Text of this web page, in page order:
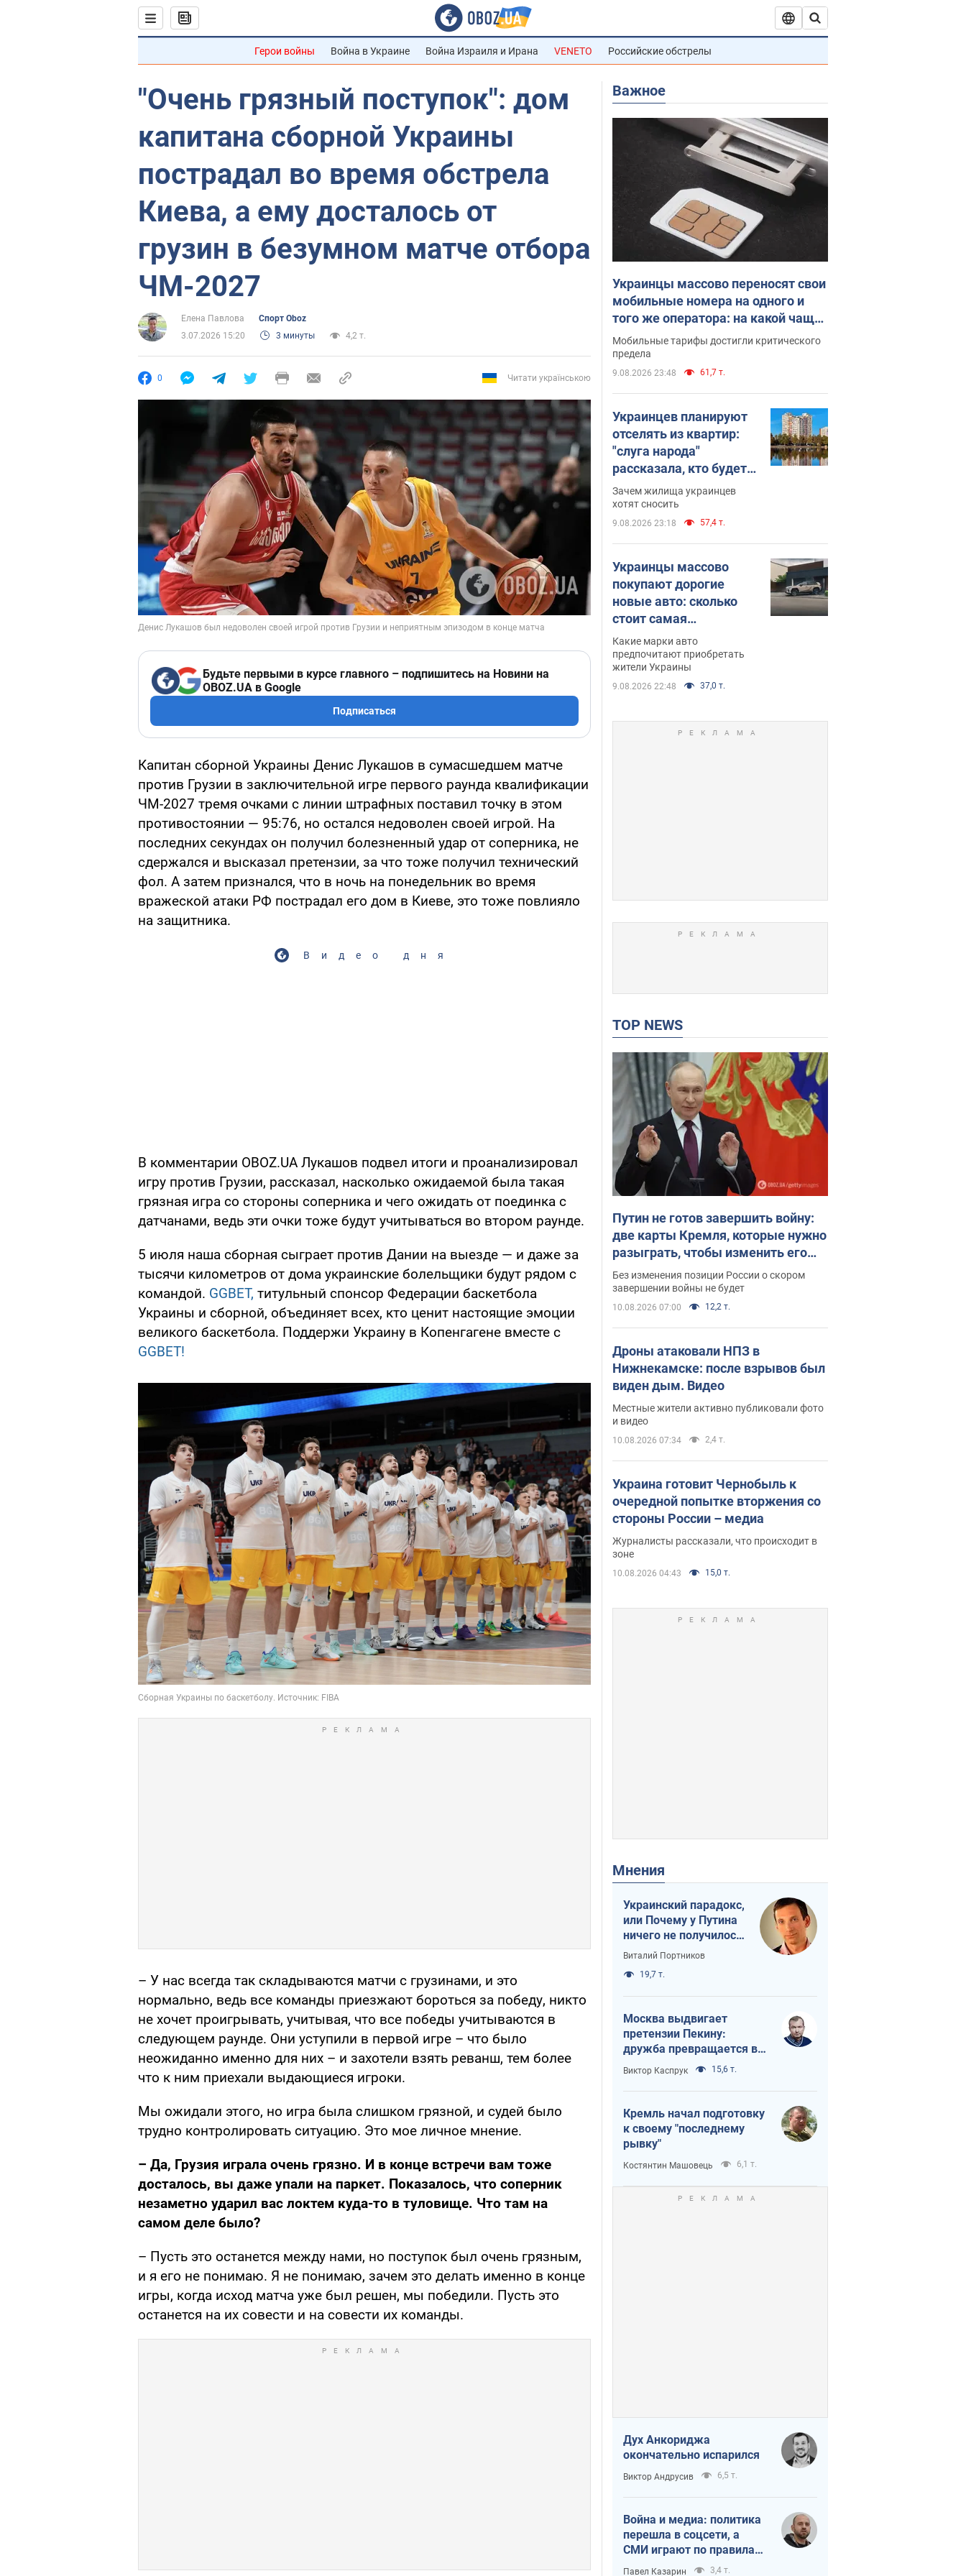
Герои войны Война в Украине Война Израиля и Ирана VENETO Российские обстрелы
"Очень грязный поступок": дом
капитана сборной Украины
пострадал во время обстрела
Киева, а ему досталось от
грузин в безумном матче отбора
ЧМ-2027
Елена Павлова
Спорт Oboz
3.07.2026 15:20
3 минуты 4,2 т.
0 Читати українською
Будьте первыми в курсе главного – подпишитесь на Новини на
OBOZ.UA в Google
Подписаться
Капитан сборной Украины Денис Лукашов в сумасшедшем матче
против Грузии в заключительной игре первого раунда квалификации
ЧМ-2027 тремя очками с линии штрафных поставил точку в этом
противостоянии — 95:76, но остался недоволен своей игрой. На
последних секундах он получил болезненный удар от соперника, не
сдержался и высказал претензии, за что тоже получил технический
фол. А затем признался, что в ночь на понедельник во время
вражеской атаки РФ пострадал его дом в Киеве, это тоже повлияло
на защитника.
Видео дня
В комментарии OBOZ.UA Лукашов подвел итоги и проанализировал
игру против Грузии, рассказал, насколько ожидаемой была такая
грязная игра со стороны соперника и чего ожидать от поединка с
датчанами, ведь эти очки тоже будут учитываться во втором раунде.
5 июля наша сборная сыграет против Дании на выезде — и даже за
тысячи километров от дома украинские болельщики будут рядом с
командой. GGBET, титульный спонсор Федерации баскетбола
Украины и сборной, объединяет всех, кто ценит настоящие эмоции
великого баскетбола. Поддержи Украину в Копенгагене вместе с
GGBET!
– У нас всегда так складываются матчи с грузинами, и это
нормально, ведь все команды приезжают бороться за победу, никто
не хочет проигрывать, учитывая, что все победы учитываются в
следующем раунде. Они уступили в первой игре – что было
неожиданно именно для них – и захотели взять реванш, тем более
что к ним приехали выдающиеся игроки.
Мы ожидали этого, но игра была слишком грязной, и судей было
трудно контролировать ситуацию. Это мое личное мнение.
– Да, Грузия играла очень грязно. И в конце встречи вам тоже
досталось, вы даже упали на паркет. Показалось, что соперник
незаметно ударил вас локтем куда-то в туловище. Что там на
самом деле было?
– Пусть это останется между нами, но поступок был очень грязным,
и я его не понимаю. Я не понимаю, зачем это делать именно в конце
игры, когда исход матча уже был решен, мы победили. Пусть это
останется на их совести и на совести их команды.
Важное
Украинцы массово переносят свои
мобильные номера на одного и
того же оператора: на какой чаще
всего переходят
Мобильные тарифы достигли критического
предела
9.08.2026 23:48 61,7 т.
Украинцев планируют
отселять из квартир:
"слуга народа"
рассказала, кто будет
принимать решение о
сносе домов
Зачем жилища украинцев
хотят сносить
9.08.2026 23:18 57,4 т.
Украинцы массово
покупают дорогие
новые авто: сколько
стоит самая
популярная модель
Какие марки авто
предпочитают приобретать
жители Украины
9.08.2026 22:48 37,0 т.
TOP NEWS
Путин не готов завершить войну:
две карты Кремля, которые нужно
разыграть, чтобы изменить его
мнение. Интервью с Веселовским
Без изменения позиции России о скором
завершении войны не будет
10.08.2026 07:00 12,2 т.
Дроны атаковали НПЗ в
Нижнекамске: после взрывов был
виден дым. Видео
Местные жители активно публиковали фото
и видео
10.08.2026 07:34 2,4 т.
Украина готовит Чернобыль к
очередной попытке вторжения со
стороны России – медиа
Журналисты рассказали, что происходит в
зоне
10.08.2026 04:43 15,0 т.
Мнения
Украинский парадокс,
или Почему у Путина
ничего не получилось
с Украиной
Виталий Портников
19,7 т.
Москва выдвигает
претензии Пекину:
дружба превращается в
зависимость России от
Китая
Виктор Каспрук 15,6 т.
Кремль начал подготовку
к своему "последнему
рывку"
Костянтин Машовець 6,1 т.
Дух Анкориджа
окончательно испарился
Виктор Андрусив 6,5 т.
Война и медиа: политика
перешла в соцсети, а
СМИ играют по правилам
YouTube
Павел Казарин 3,4 т.